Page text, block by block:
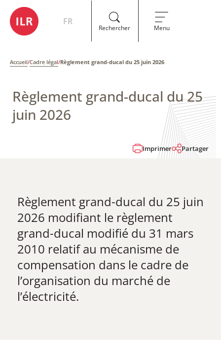
FR
Rechercher Menu
Accueil/Cadre légal/Règlement grand-ducal du 25 juin 2026
Règlement grand-ducal du 25
juin 2026
Imprimer Partager
Règlement grand-ducal du 25 juin
2026 modifiant le règlement
grand-ducal modifié du 31 mars
2010 relatif au mécanisme de
compensation dans le cadre de
l’organisation du marché de
l’électricité.